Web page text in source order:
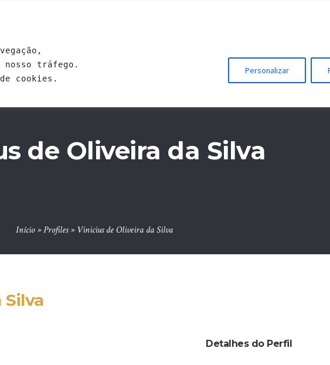
nosso tráfego.
cookies.
Personalizar
EVENTOS
de Oliveira da Silva
Início»Profiles» Vinicius de Oliveira da Silva
Detalhes do Perfil